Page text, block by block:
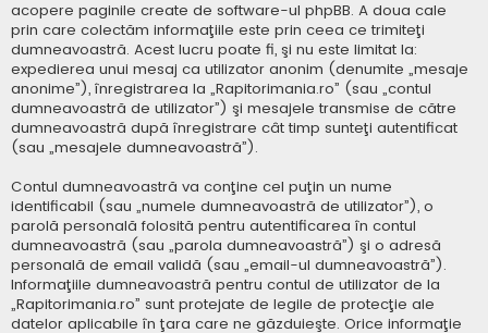
acopere paginile create de software-ul phpBB. A doua cale
prin care colectăm informaţiile este prin ceea ce trimiteţi
dumneavoastră. Acest lucru poate fi, şi nu este limitat la:
expedierea unui mesaj ca utilizator anonim (denumite „mesaje
anonime”), înregistrarea la „Rapitorimania.ro” (sau „contul
dumneavoastră de utilizator”) şi mesajele transmise de către
dumneavoastră după înregistrare cât timp sunteţi autentificat
(sau „mesajele dumneavoastră”).
Contul dumneavoastră va conţine cel puţin un nume
identificabil (sau „numele dumneavoastră de utilizator”), o
parolă personală folosită pentru autentificarea în contul
dumneavoastră (sau „parola dumneavoastră”) şi o adresă
personală de email validă (sau „email-ul dumneavoastră”).
Informaţiile dumneavoastră pentru contul de utilizator de la
„Rapitorimania.ro” sunt protejate de legile de protecţie ale
datelor aplicabile în ţara care ne găzduieşte. Orice informaţie